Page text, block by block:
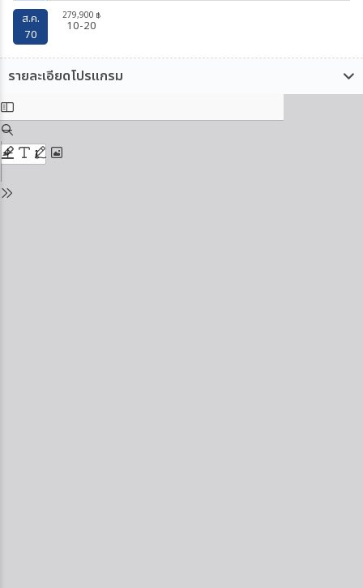
ส.ค.
70
279,900 ฿
10-20
รายละเอียดโปรแกรม